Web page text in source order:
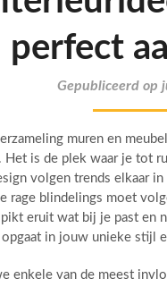
perfect
Gepubliceerd op
muren en
is de plek waar je tot
volgen trends elkaar
rage blindelings moet
eruit wat bij je past en
opgaat in jouw unieke stijl
enkele van de meest